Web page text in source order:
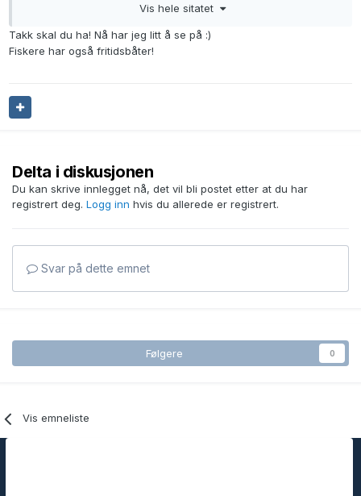
svinger pluss en kartplotter er minimum hva jeg vil anbefale til
minimum NSS12 Evo3S sammen med B260. En B265LM ville
vært et enda bedre valg, og helst sammen med et S5100
svinger. Du vil få samme anbefalinger som fra meg.
gjennomgående 50/200 kHz HDI eller SS60. Hvis den har
fortregningsskrog så er B45 eller B744V de beste
budsjettalternativene.
Vis hele sitatet
Takk skal du ha! Nå har jeg litt å se på :)
Fiskere har også fritidsbåter!
Delta i diskusjonen
Du kan skrive innlegget nå, det vil bli postet etter at du har
registrert deg. Logg inn hvis du allerede er registrert.
Svar på dette emnet
Følgere 0
Vis emneliste